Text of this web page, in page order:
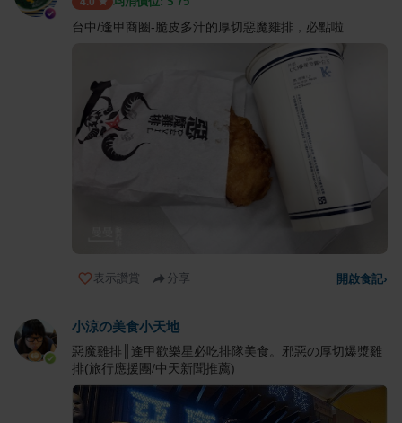
台中/逢甲商圈-脆皮多汁的厚切惡魔雞排，必點啦
表示讚賞 分享 開啟食記›
小涼の美食小天地
惡魔雞排║逢甲歡樂星必吃排隊美食。邪惡の厚切爆漿雞
排(旅行應援團/中天新聞推薦)